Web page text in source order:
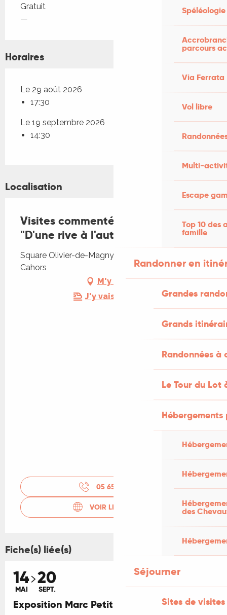
Spéléologie
parcours
Via Ferrata
Vol libre
Multi-
Escape
Top 10 des
famille
Randonner en
Grandes
Grands
Randonnées
Le Tour du Lot
des
Séjourner
Sites de visites
Tarifs 2026
Gratuit
—
Horaires
Le 29 août 2026
17:30
Le 19 septembre 2026
14:30
Localisation
Visites commentées de l'exposition
"D'une rive à l'autre" de Marc Petit
Square Olivier-de-Magny, Rue Daurade, 46000
Cahors
M'y rendre
J'y vais en train !
05 65 20 88
VOIR LES SITES WEB
Fiche(s) liée(s)
14
MAI
20
SEPT.
Exposition Marc Petit : D'une rive à l'autre